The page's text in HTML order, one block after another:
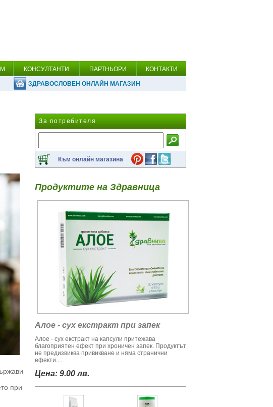
КОНСУЛТАНТИ ПАРТНЬОРИ КОНТАКТИ
ЗДРАВОСЛОВЕН ОНЛАЙН МАГАЗИН
при
За потребителя
Към онлайн магазина
Продуктите на Здравница
Алое - сух екстракт при запек
Алое - сух екстракт на капсули притежава
благоприятен ефект при хроничен запек. Продуктът
не предизвиква привикване и няма странични
ефекти....
Цена: 9.00 лв.